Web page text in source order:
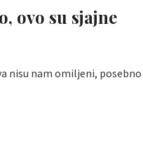
ovo su sjajne
nisu nam omiljeni, posebno